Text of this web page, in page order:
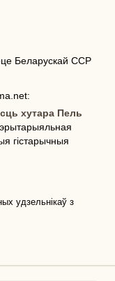
Беларускай ССР
хутара Пель
гістарычныя
удзельнікаў з